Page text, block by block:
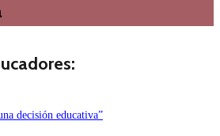
decisión educativa”